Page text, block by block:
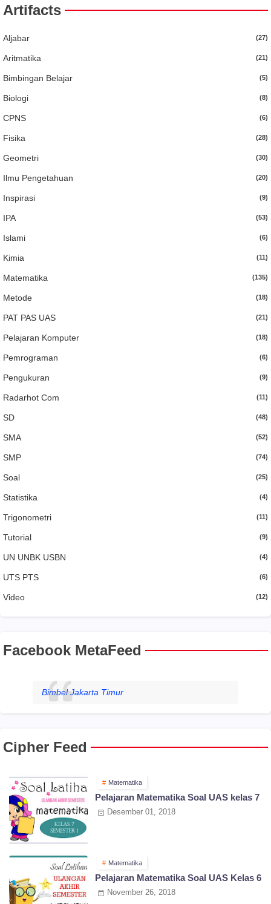
Artifacts
Aljabar (27)
Aritmatika (21)
Bimbingan Belajar (5)
Biologi (8)
CPNS (6)
Fisika (28)
Geometri (30)
Ilmu Pengetahuan (20)
Inspirasi (9)
IPA (53)
Islami (6)
Kimia (11)
Matematika (135)
Metode (18)
PAT PAS UAS (21)
Pelajaran Komputer (18)
Pemrograman (6)
Pengukuran (9)
Radarhot Com (11)
SD (48)
SMA (52)
SMP (74)
Soal (25)
Statistika (4)
Trigonometri (11)
Tutorial (9)
UN UNBK USBN (4)
UTS PTS (6)
Video (12)
Facebook MetaFeed
Bimbel Jakarta Timur
Cipher Feed
Matematika
Pelajaran Matematika Soal UAS kelas 7
Desember 01, 2018
Matematika
Pelajaran Matematika Soal UAS Kelas 6
November 26, 2018